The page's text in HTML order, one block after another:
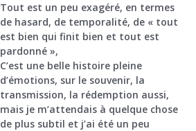
Tout est un peu exagéré, en termes
de hasard, de temporalité, de « tout
est bien qui finit bien et tout est
pardonné »,
C’est une belle histoire pleine
d’émotions, sur le souvenir, la
transmission, la rédemption aussi,
mais je m’attendais à quelque chose
de plus subtil et j’ai été un peu